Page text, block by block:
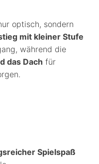
optisch, sondern
mit kleiner Stufe
während die
das Dach für
Spielspaß